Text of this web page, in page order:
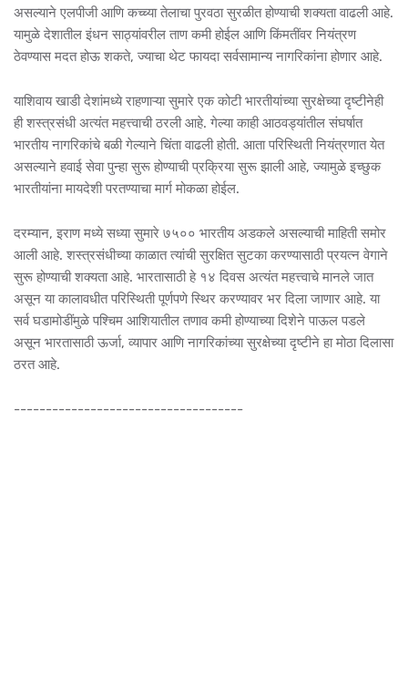
असल्याने एलपीजी आणि कच्च्या तेलाचा पुरवठा सुरळीत होण्याची शक्यता वाढली आहे.
यामुळे देशातील इंधन साठ्यांवरील ताण कमी होईल आणि किंमतींवर नियंत्रण
ठेवण्यास मदत होऊ शकते, ज्याचा थेट फायदा सर्वसामान्य नागरिकांना होणार आहे.
याशिवाय खाडी देशांमध्ये राहणाऱ्या सुमारे एक कोटी भारतीयांच्या सुरक्षेच्या दृष्टीनेही
ही शस्त्रसंधी अत्यंत महत्त्वाची ठरली आहे. गेल्या काही आठवड्यांतील संघर्षात
भारतीय नागरिकांचे बळी गेल्याने चिंता वाढली होती. आता परिस्थिती नियंत्रणात येत
असल्याने हवाई सेवा पुन्हा सुरू होण्याची प्रक्रिया सुरू झाली आहे, ज्यामुळे इच्छुक
भारतीयांना मायदेशी परतण्याचा मार्ग मोकळा होईल.
दरम्यान, इराण मध्ये सध्या सुमारे ७५०० भारतीय अडकले असल्याची माहिती समोर
आली आहे. शस्त्रसंधीच्या काळात त्यांची सुरक्षित सुटका करण्यासाठी प्रयत्न वेगाने
सुरू होण्याची शक्यता आहे. भारतासाठी हे १४ दिवस अत्यंत महत्त्वाचे मानले जात
असून या कालावधीत परिस्थिती पूर्णपणे स्थिर करण्यावर भर दिला जाणार आहे. या
सर्व घडामोडींमुळे पश्चिम आशियातील तणाव कमी होण्याच्या दिशेने पाऊल पडले
असून भारतासाठी ऊर्जा, व्यापार आणि नागरिकांच्या सुरक्षेच्या दृष्टीने हा मोठा दिलासा
ठरत आहे.
------------------------------------